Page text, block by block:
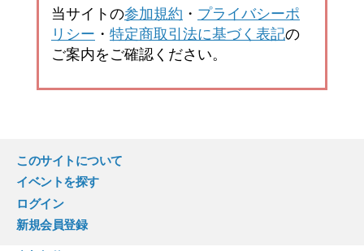
当サイトの参加規約 ・ プライバシーポ
リシー ・ 特定商取引法に基づく表記の
ご案内をご確認ください。
このサイトについて
イベントを探す
ログイン
新規会員登録